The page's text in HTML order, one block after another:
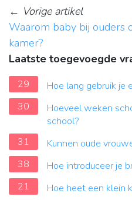
← Vorige artikel
Waarom baby bij ouders
kamer?
Laatste toegevoegde
29
Hoe lang gebruik je
30
Hoeveel weken
school?
31
Kunnen oude
38
Hoe introduceer je
21
Hoe heet een klein